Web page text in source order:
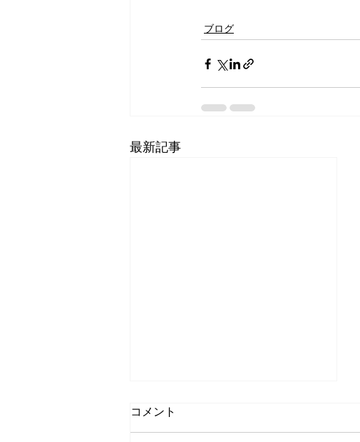
ブログ
最新記事
コメント